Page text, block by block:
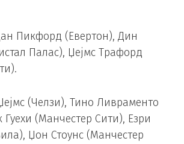
Пикфорд (Евертон), Дин
Палас), Џејмс Трафорд
(Челзи), Тино Ливраменто
(Манчестер Сити), Езри
Џон Стоунс (Манчестер